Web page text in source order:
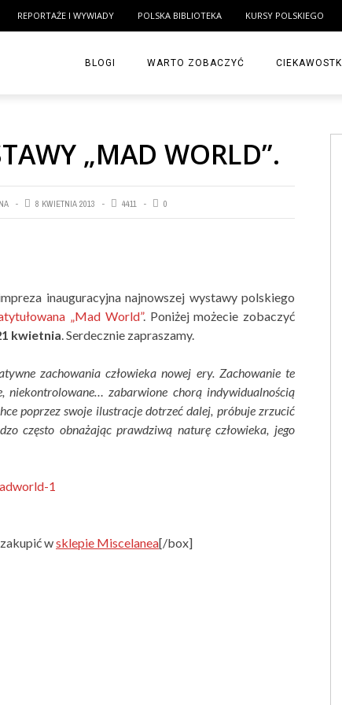
REPORTAŻE I WYWIADY POLSKA BIBLIOTEKA KURSY POLSKIEGO
BLOGI WARTO ZOBACZYĆ CIEKAWOSTKI
„MAD WORLD”.
8 KWIETNIA 2013 4411 0
inauguracyjna najnowszej wystawy polskiego
„Mad World”. Poniżej możecie zobaczyć
kwietnia. Serdecznie zapraszamy.
zachowania człowieka nowej ery. Zachowanie te
niekontrolowane… zabarwione chorą indywidualnością
poprzez swoje ilustracje dotrzeć dalej, próbuje zrzucić
często obnażając prawdziwą naturę człowieka, jego
wsklepie Miscelanea[/box]